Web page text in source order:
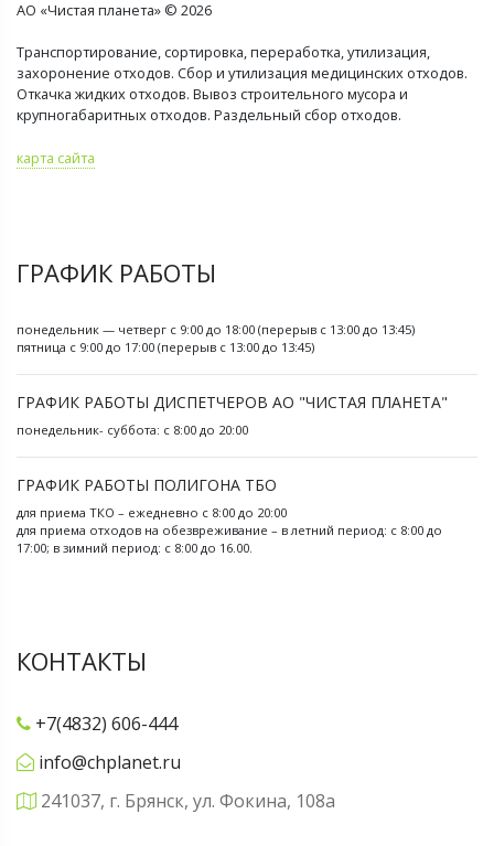
АО «Чистая планета» © 2026
Транспортирование, сортировка, переработка, утилизация,
захоронение отходов. Сбор и утилизация медицинских отходов.
Откачка жидких отходов. Вывоз строительного мусора и
крупногабаритных отходов. Раздельный сбор отходов.
карта сайта
ГРАФИК РАБОТЫ
понедельник — четверг с 9:00 до 18:00 (перерыв с 13:00 до 13:45)
пятница с 9:00 до 17:00 (перерыв с 13:00 до 13:45)
ГРАФИК РАБОТЫ ДИСПЕТЧЕРОВ АО "ЧИСТАЯ ПЛАНЕТА"
понедельник- суббота: с 8:00 до 20:00
ГРАФИК РАБОТЫ ПОЛИГОНА ТБО
для приема ТКО – ежедневно с 8:00 до 20:00
для приема отходов на обезвреживание – в летний период: с 8:00 до
17:00; в зимний период: с 8:00 до 16.00.
КОНТАКТЫ
+7(4832) 606-444
info@chplanet.ru
241037, г. Брянск, ул. Фокина, 108а